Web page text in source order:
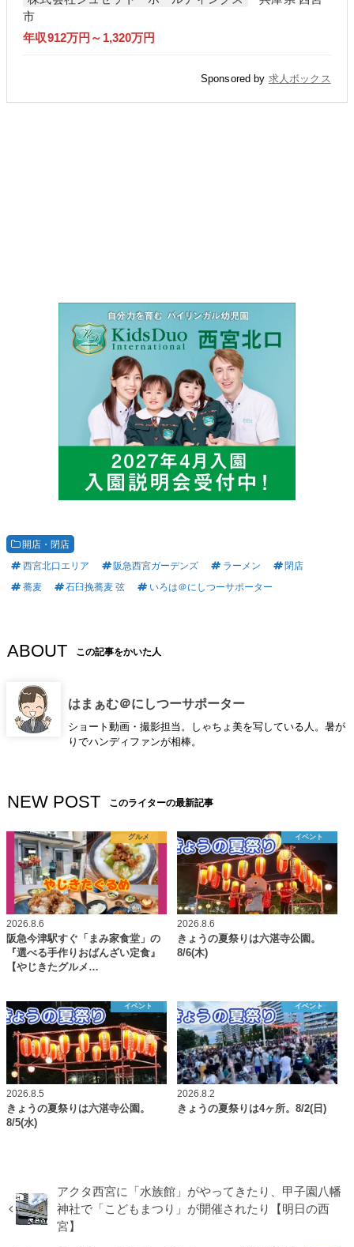
市
年収912万円～1,320万円
Sponsored by 求人ボックス
開店・閉店
西宮北口エリア
阪急西宮ガーデンズ ラーメン
閉店
蕎麦
石臼挽蕎麦 弦 いろは＠にしつーサポーター
ABOUT この記事をかいた人
はまぁむ＠にしつーサポーター
ショート動画・撮影担当。しゃちょ美を写している人。暑が
りでハンディファンが相棒。
NEW POST このライターの最新記事
グルメ
2026.8.6
阪急今津駅すぐ「まみ家食堂」の
『選べる手作りおばんざい定食』
【やじきたグルメ…
イベント
2026.8.6
きょうの夏祭りは六湛寺公園。
8/6(木)
イベント
2026.8.5
きょうの夏祭りは六湛寺公園。
8/5(水)
イベント
2026.8.2
きょうの夏祭りは4ヶ所。8/2(日)
アクタ西宮に「水族館」がやってきたり、甲子園八幡
神社で「こどもまつり」が開催されたり【明日の西
宮】